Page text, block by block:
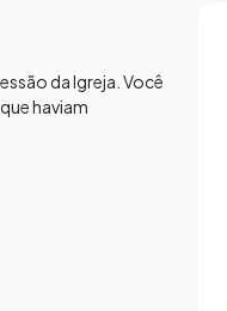
da Igreja. Você
haviam